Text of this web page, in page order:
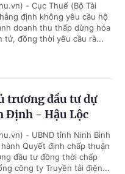
- Cục Thuế (Bộ Tài
định không yêu cầu hộ
doanh thu thấp dừng hóa
tử, đồng thời yêu cầu rà...
trương đầu tư dự
Định - Hậu Lộc
- UBND tỉnh Ninh Bình
Quyết định chấp thuận
đầu tư đồng thời chấp
công ty Truyền tải điện...